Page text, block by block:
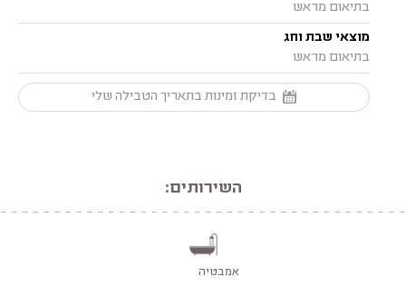
בתיאום מראש
מוצאי שבת וחג
בתיאום מראש
בדיקת זמינות בתאריך הטבילה שלי
השירותים:
אמבטיה